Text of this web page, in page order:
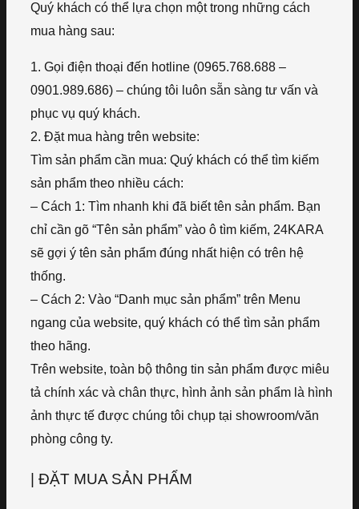
Quý khách có thể lựa chọn một trong những cách
mua hàng sau:
1. Gọi điện thoại đến hotline (0965.768.688 –
0901.989.686) – chúng tôi luôn sẵn sàng tư vấn và
phục vụ quý khách.
2. Đặt mua hàng trên website:
Tìm sản phẩm cần mua: Quý khách có thể tìm kiếm
sản phẩm theo nhiều cách:
– Cách 1: Tìm nhanh khi đã biết tên sản phẩm. Bạn
chỉ cần gõ “Tên sản phẩm” vào ô tìm kiếm, 24KARA
sẽ gợi ý tên sản phẩm đúng nhất hiện có trên hệ
thống.
– Cách 2: Vào “Danh mục sản phẩm” trên Menu
ngang của website, quý khách có thể tìm sản phẩm
theo hãng.
Trên website, toàn bộ thông tin sản phẩm được miêu
tả chính xác và chân thực, hình ảnh sản phẩm là hình
ảnh thực tế được chúng tôi chụp tại showroom/văn
phòng công ty.
| ĐẶT MUA SẢN PHẨM